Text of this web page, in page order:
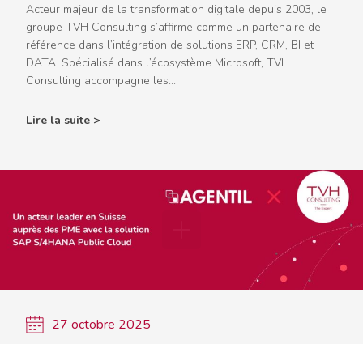
Acteur majeur de la transformation digitale depuis 2003, le
groupe TVH Consulting s’affirme comme un partenaire de
référence dans l’intégration de solutions ERP, CRM, BI et
DATA. Spécialisé dans l’écosystème Microsoft, TVH
Consulting accompagne les...
Lire la suite >
27 octobre 2025